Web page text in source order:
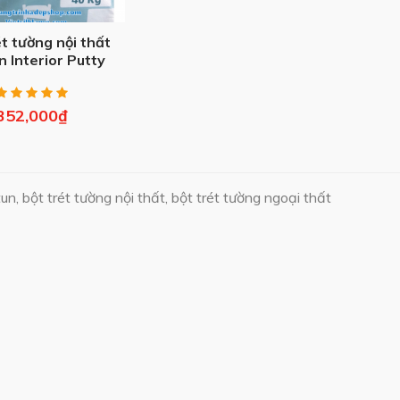
tường nội thất
Interior Putty
₫
bột trét tường nội thất, bột trét tường ngoại thất